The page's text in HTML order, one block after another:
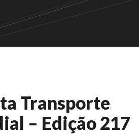
Transporte
– Edição 217